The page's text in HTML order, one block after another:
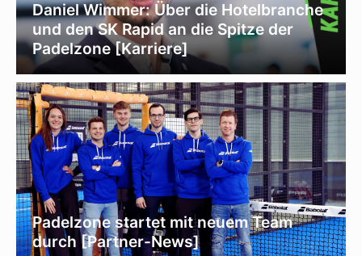
Daniel Wimmer: Über die Hotelbranche
und den SK Rapid an die Spitze der
Padelzone [Karriere]
Padelzone startet mit neuem Team
durch [Partner-News]